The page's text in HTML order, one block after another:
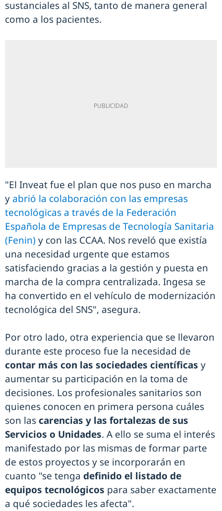
sustanciales al SNS, tanto de manera general
como a los pacientes.
"El Inveat fue el plan que nos puso en marcha
y abrió la colaboración con las empresas
tecnológicas a través de la Federación
Española de Empresas de Tecnología Sanitaria
(Fenin) y con las CCAA. Nos reveló que existía
una necesidad urgente que estamos
satisfaciendo gracias a la gestión y puesta en
marcha de la compra centralizada. Ingesa se
ha convertido en el vehículo de modernización
tecnológica del SNS", asegura.
Por otro lado, otra experiencia que se llevaron
durante este proceso fue la necesidad de
contar más con las sociedades científicas y
aumentar su participación en la toma de
decisiones. Los profesionales sanitarios son
quienes conocen en primera persona cuáles
son las carencias y las fortalezas de sus
Servicios o Unidades. A ello se suma el interés
manifestado por las mismas de formar parte
de estos proyectos y se incorporarán en
cuanto "se tenga definido el listado de
equipos tecnológicos para saber exactamente
a qué sociedades les afecta".